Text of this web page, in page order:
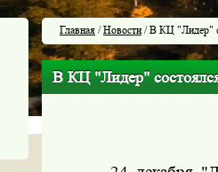
Главная /Новости/ В КЦ "Лидер"
В КЦ "Лидер"